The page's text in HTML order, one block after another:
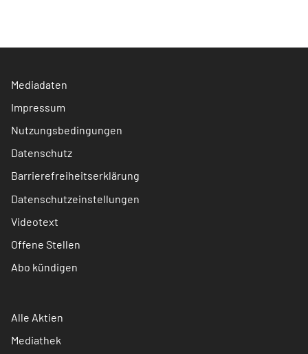
Mediadaten
Impressum
Nutzungsbedingungen
Datenschutz
Barrierefreiheitserklärung
Datenschutzeinstellungen
Videotext
Offene Stellen
Abo kündigen
Alle Aktien
Mediathek